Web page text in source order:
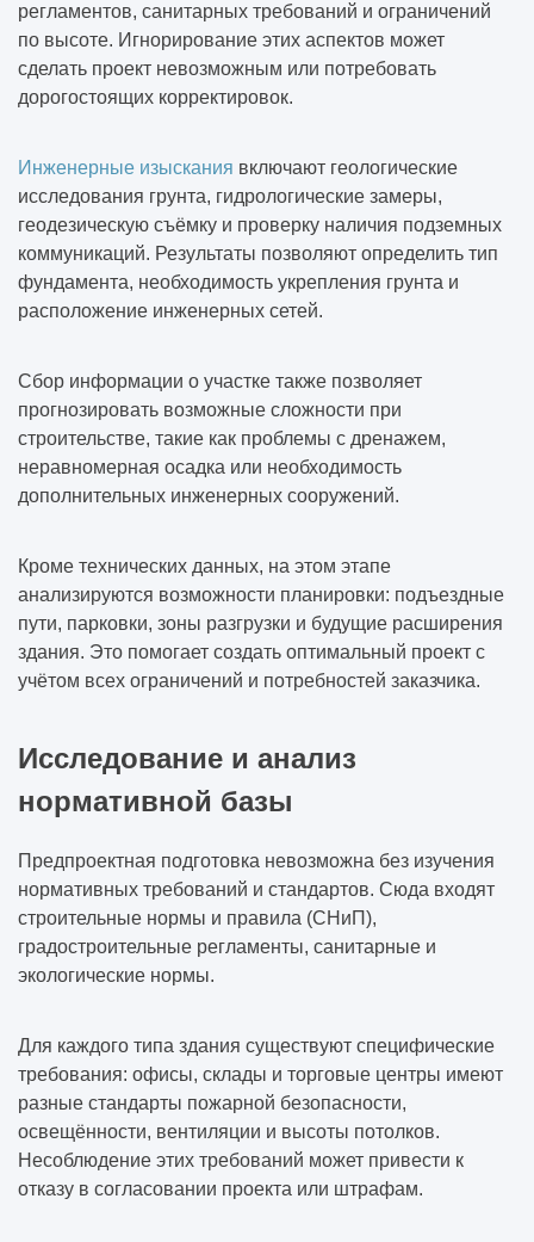
регламентов, санитарных требований и ограничений
по высоте. Игнорирование этих аспектов может
сделать проект невозможным или потребовать
дорогостоящих корректировок.
Инженерные изыскания включают геологические
исследования грунта, гидрологические замеры,
геодезическую съёмку и проверку наличия подземных
коммуникаций. Результаты позволяют определить тип
фундамента, необходимость укрепления грунта и
расположение инженерных сетей.
Сбор информации о участке также позволяет
прогнозировать возможные сложности при
строительстве, такие как проблемы с дренажем,
неравномерная осадка или необходимость
дополнительных инженерных сооружений.
Кроме технических данных, на этом этапе
анализируются возможности планировки: подъездные
пути, парковки, зоны разгрузки и будущие расширения
здания. Это помогает создать оптимальный проект с
учётом всех ограничений и потребностей заказчика.
Исследование и анализ
нормативной базы
Предпроектная подготовка невозможна без изучения
нормативных требований и стандартов. Сюда входят
строительные нормы и правила (СНиП),
градостроительные регламенты, санитарные и
экологические нормы.
Для каждого типа здания существуют специфические
требования: офисы, склады и торговые центры имеют
разные стандарты пожарной безопасности,
освещённости, вентиляции и высоты потолков.
Несоблюдение этих требований может привести к
отказу в согласовании проекта или штрафам.